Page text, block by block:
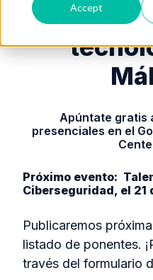
Accept
¡Únete a
Apúntate gratis
presenciales en el
Próximo evento:
Ciberseguridad, el 21
Publicaremos
listado de ponentes.
través del formulario